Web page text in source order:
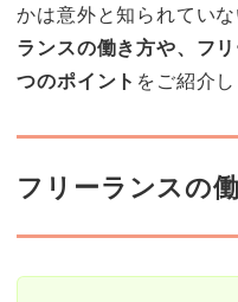
かは意外と知られてい
ランスの働き方や、フ
つのポイント をご紹介し
フリーランスの